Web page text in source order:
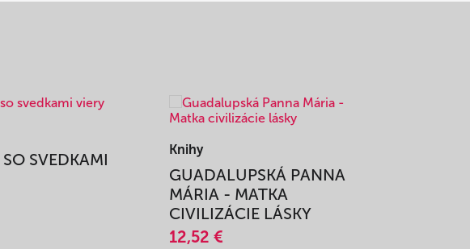
SVEDKAMI
Knihy
GUADALUPSKÁ PANNA
MÁRIA - MATKA
CIVILIZÁCIE LÁSKY
12,52 €